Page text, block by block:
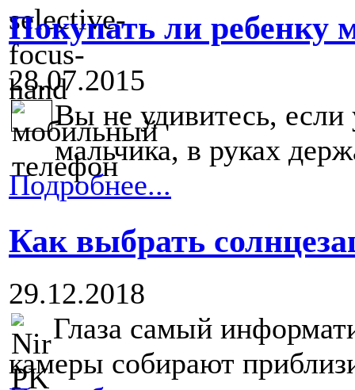
Покупать ли ребенку
28.07.2015
Вы не удивитесь, если
мальчика, в руках
Подробнее...
Как выбрать
29.12.2018
Глаза самый
камеры собирают